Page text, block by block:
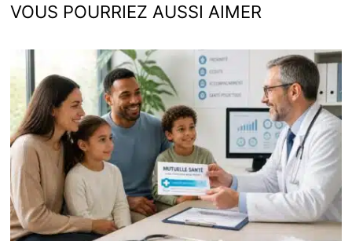
VOUS POURRIEZ AUSSI AIMER